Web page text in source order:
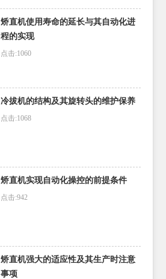
矫直机使用寿命的延长与其自动化进
程的实现
点击:1060
冷拔机的结构及其旋转头的维护保养
点击:1068
矫直机实现自动化操控的前提条件
点击:942
矫直机强大的适应性及其生产时注意
事项